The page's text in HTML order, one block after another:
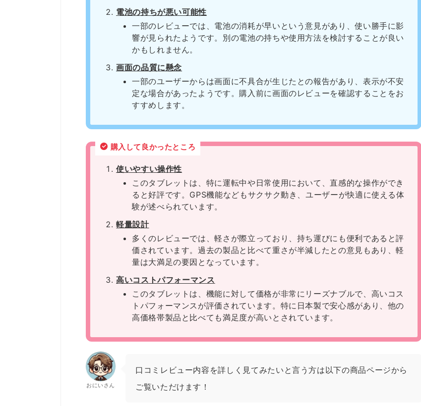
電池の持ちが悪い可能性
一部のレビューでは、電池の消耗が早いという意見があり、使い勝手に影
響が見られたようです。別の電池の持ちや使用方法を検討することが良い
かもしれません。
画面の品質に懸念
一部のユーザーからは画面に不具合が生じたとの報告があり、表示が不安
定な場合があったようです。購入前に画面のレビューを確認することをお
すすめします。
購入して良かったところ
使いやすい操作性
このタブレットは、特に運転中や日常使用において、直感的な操作ができ
ると好評です。GPS機能などもサクサク動き、ユーザーが快適に使える体
験が述べられています。
軽量設計
多くのレビューでは、軽さが際立っており、持ち運びにも便利であると評
価されています。過去の製品と比べて重さが半減したとの意見もあり、軽
量は大満足の要因となっています。
高いコストパフォーマンス
このタブレットは、機能に対して価格が非常にリーズナブルで、高いコス
トパフォーマンスが評価されています。特に日本製で安心感があり、他の
高価格帯製品と比べても満足度が高いとされています。
おにいさん
口コミレビュー内容を詳しく見てみたいと言う方は以下の商品ページから
ご覧いただけます！